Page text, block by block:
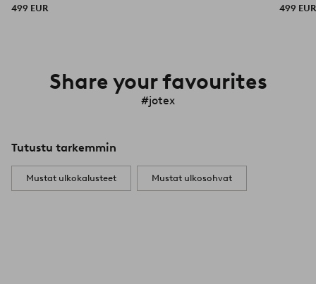
499 EUR
499 EUR
Share your favourites
#jotex
Tutustu tarkemmin
Mustat ulkokalusteet Mustat ulkosohvat